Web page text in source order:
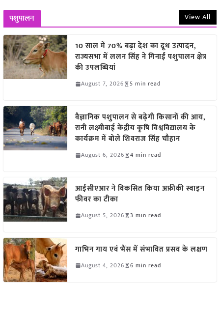
पशुपालन View All
10 साल में 70% बढ़ा देश का दूध उत्पादन,
राज्यसभा में ललन सिंह ने गिनाईं पशुपालन क्षेत्र
की उपलब्धियां
August 7, 2026 5 min read
वैज्ञानिक पशुपालन से बढ़ेगी किसानों की आय,
रानी लक्ष्मीबाई केंद्रीय कृषि विश्वविद्यालय के
कार्यक्रम में बोले शिवराज सिंह चौहान
August 6, 2026 4 min read
आईसीएआर ने विकसित किया अफ्रीकी स्वाइन
फीवर का टीका
August 5, 2026 3 min read
गाभिन गाय एवं भैंस में संभावित प्रसव के लक्षण
August 4, 2026 6 min read